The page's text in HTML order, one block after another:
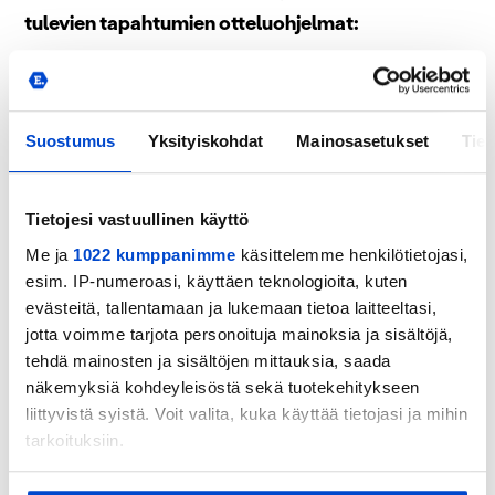
Suostumus Yksityiskohdat Mainosasetukset
Tietojesi vastuullinen käyttö
Me ja 1022 kumppanimme käsittelemme henkilötietojasi,
esim. IP-numeroasi, käyttäen teknologioita, kuten
evästeitä, tallentamaan ja lukemaan tietoa laitteeltasi,
jotta voimme tarjota personoituja mainoksia ja sisältöjä,
tehdä mainosten ja sisältöjen mittauksia, saada
näkemyksiä kohdeyleisöstä sekä tuotekehitykseen
liittyvistä syistä. Voit valita, kuka käyttää tietojasi ja mihin
tarkoituksiin.
tulevien tapahtumien otteluohjelmat:
Huuhkajaliiga P11
Huuhkajaliiga P13
Huuhkajaliiga P14
Helmariliiga T13
Helmariliiga T14
Aiheeseen liittyviä